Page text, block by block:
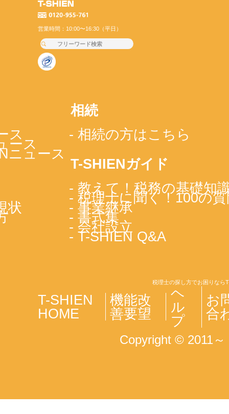
営業時間：10:00〜16:30（平日）
ス
ース
ニュース
状
相続
- 相続の方はこちら
T-SHIENガイド
- 教えて！税務の基礎知
- 税理士に聞く！100の
- 事業継承
- 書式集
- 会社設立
- T-SHIEN Q&A
税理士の探し方でお困りなら
T-SHIEN
HOME
機能改
善要望
ヘ
ル
プ
お
合
Copyright © 2011